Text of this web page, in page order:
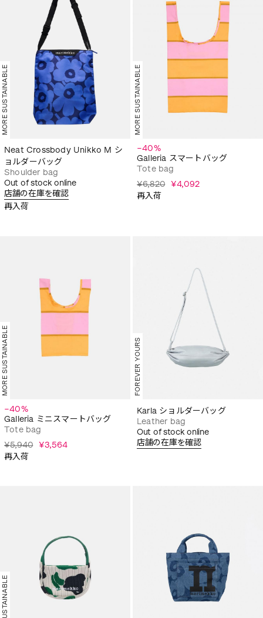
MORE SUSTAINABLE
Neat Crossbody Unikko M シ
ョルダーバッグ
Shoulder bag
Out of stock online
店舗の在庫を確認
再入荷
MORE SUSTAINABLE
−40%
Galleria スマートバッグ
Tote bag
¥6,820 ¥4,092
再入荷
MORE SUSTAINABLE
−40%
Galleria ミニスマートバッグ
Tote bag
¥5,940 ¥3,564
再入荷
FOREVER YOURS
Karla ショルダーバッグ
Leather bag
Out of stock online
店舗の在庫を確認